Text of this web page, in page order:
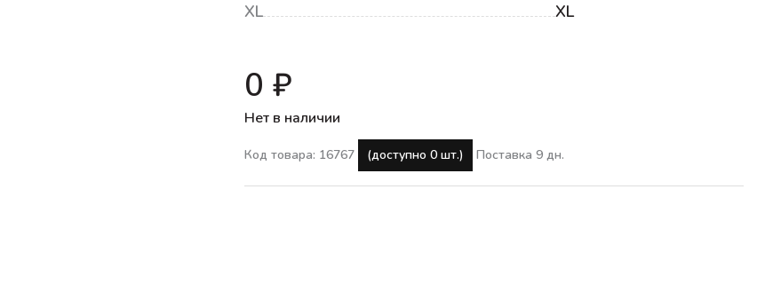
XL
XL
0 ₽
Нет в наличии
Код товара: 16767 (доступно 0 шт.) Поставка 9 дн.